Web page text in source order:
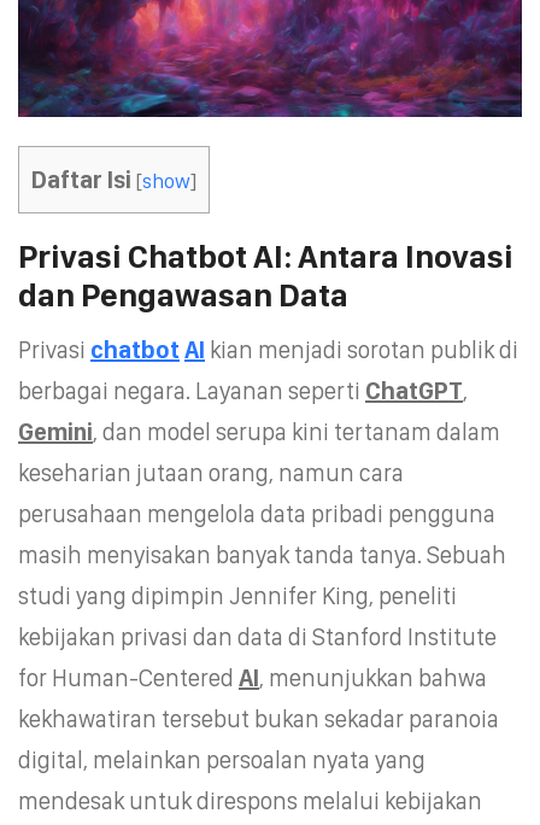
Daftar Isi [show]
Privasi Chatbot AI: Antara Inovasi
dan Pengawasan Data
Privasi chatbot AI kian menjadi sorotan publik di
berbagai negara. Layanan seperti ChatGPT,
Gemini, dan model serupa kini tertanam dalam
keseharian jutaan orang, namun cara
perusahaan mengelola data pribadi pengguna
masih menyisakan banyak tanda tanya. Sebuah
studi yang dipimpin Jennifer King, peneliti
kebijakan privasi dan data di Stanford Institute
for Human-Centered AI, menunjukkan bahwa
kekhawatiran tersebut bukan sekadar paranoia
digital, melainkan persoalan nyata yang
mendesak untuk direspons melalui kebijakan